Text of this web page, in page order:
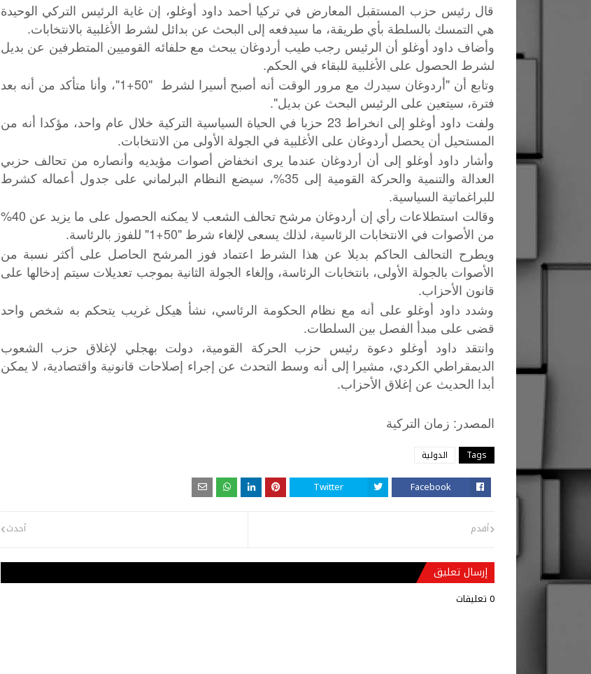
قال رئيس حزب المستقبل المعارض في تركيا أحمد داود أوغلو، إن غاية الرئيس التركي الوحيدة
هي التمسك بالسلطة بأي طريقة، ما سيدفعه إلى البحث عن بدائل لشرط الأغلبية بالانتخابات.
وأضاف داود أوغلو أن الرئيس رجب طيب أردوغان يبحث مع حلفائه القوميين المتطرفين عن بديل
لشرط الحصول على الأغلبية للبقاء في الحكم.
وتابع أن "أردوغان سيدرك مع مرور الوقت أنه أصبح أسيرا لشرط "50+1"، وأنا متأكد من أنه بعد
فترة، سيتعين على الرئيس البحث عن بديل".
ولفت داود أوغلو إلى انخراط 23 حزبا في الحياة السياسية التركية خلال عام واحد، مؤكدا أنه من
المستحيل أن يحصل أردوغان على الأغلبية في الجولة الأولى من الانتخابات.
وأشار داود أوغلو إلى أن أردوغان عندما يرى انخفاض أصوات مؤيديه وأنصاره من تحالف حزبي
العدالة والتنمية والحركة القومية إلى 35%، سيضع النظام البرلماني على جدول أعماله كشرط
للبراغماتية السياسية.
وقالت استطلاعات رأي إن أردوغان مرشح تحالف الشعب لا يمكنه الحصول على ما يزيد عن 40%
من الأصوات في الانتخابات الرئاسية، لذلك يسعى لإلغاء شرط "50+1" للفوز بالرئاسة.
ويطرح التحالف الحاكم بديلا عن هذا الشرط اعتماد فوز المرشح الحاصل على أكثر نسبة من
الأصوات بالجولة الأولى، بانتخابات الرئاسة، وإلغاء الجولة الثانية بموجب تعديلات سيتم إدخالها على
قانون الأحزاب.
وشدد داود أوغلو على أنه مع نظام الحكومة الرئاسي، نشأ هيكل غريب يتحكم به شخص واحد
قضى على مبدأ الفصل بين السلطات.
وانتقد داود أوغلو دعوة رئيس حزب الحركة القومية، دولت بهجلي لإغلاق حزب الشعوب
الديمقراطي الكردي، مشيرا إلى أنه وسط التحدث عن إجراء إصلاحات قانونية واقتصادية، لا يمكن
أبدا الحديث عن إغلاق الأحزاب.
المصدر : زمان التركية
Tags الدولية
Facebook
Twitter
أحدث أقدم
إرسال تعليق
0 تعليقات